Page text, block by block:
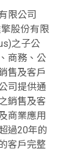
限公司
股份有限
之子公
商務、公
售及客戶
司提供通
銷售及客
商業應用
過20年的
客戶完整